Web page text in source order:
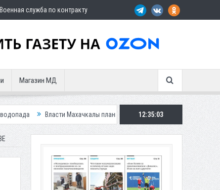
Военная служба по контракту
Магазин МД
Махачкалы планирует внедрить новую систему для улучшения
12:35:05